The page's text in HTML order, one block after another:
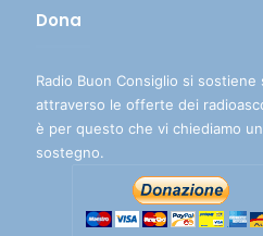
Dona
Radio Buon Consiglio si sostiene
attraverso le offerte dei
è per questo che vi chiediamo un
sostegno.